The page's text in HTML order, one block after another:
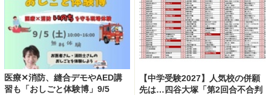
医療✕消防、縫合デモやAED講
習も「おしごと体験博」9/5
【中学受験2027】人気校の併願
先は…四谷大塚「第2回合不合判